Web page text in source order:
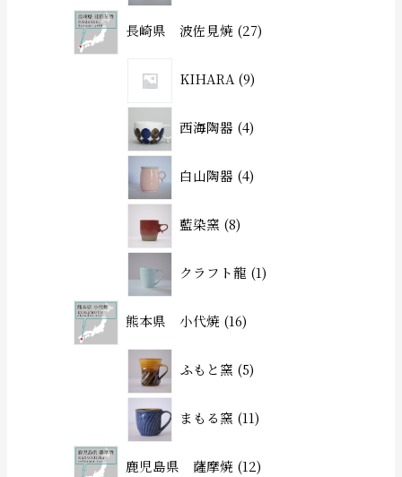
長崎県 波佐見焼 27
KIHARA 9
西海陶器 4
白山陶器 4
藍染窯 8
クラフト龍 1
熊本県 小代焼 16
ふもと窯 5
まもる窯 11
鹿児島県 薩摩焼 12